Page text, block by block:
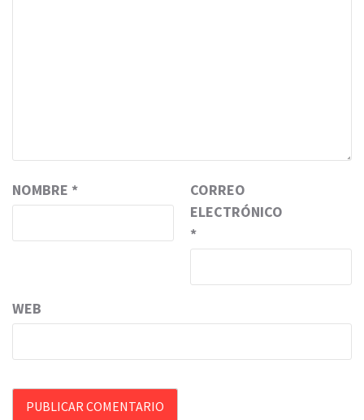
NOMBRE *
CORREO
ELECTRÓNICO
*
WEB